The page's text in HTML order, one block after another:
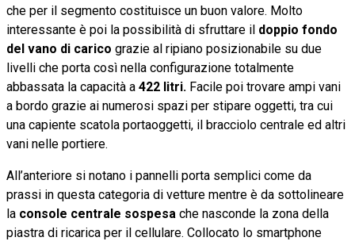
che per il segmento costituisce un buon valore. Molto
interessante è poi la possibilità di sfruttare il doppio fondo
del vano di carico grazie al ripiano posizionabile su due
livelli che porta così nella configurazione totalmente
abbassata la capacità a 422 litri. Facile poi trovare ampi vani
a bordo grazie ai numerosi spazi per stipare oggetti, tra cui
una capiente scatola portaoggetti, il bracciolo centrale ed altri
vani nelle portiere.
All’anteriore si notano i pannelli porta semplici come da
prassi in questa categoria di vetture mentre è da sottolineare
la console centrale sospesa che nasconde la zona della
piastra di ricarica per il cellulare. Collocato lo smartphone